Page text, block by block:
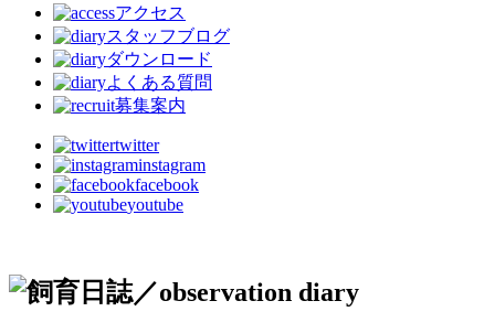
アクセス
スタッフブログ
ダウンロード
よくある質問
募集案内
twitter
instagram
facebook
youtube